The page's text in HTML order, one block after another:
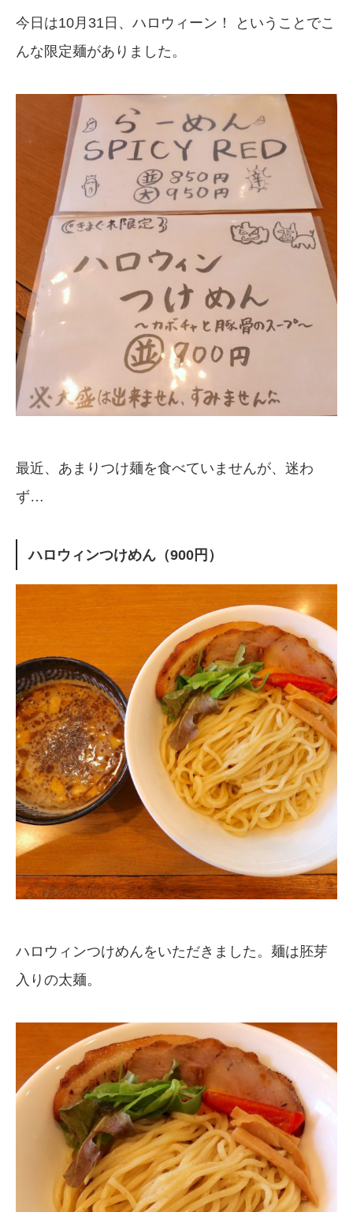
今日は10月31日、ハロウィーン！ ということでこ
んな限定麺がありました。
最近、あまりつけ麺を食べていませんが、迷わ
ず…
ハロウィンつけめん（900円）
ハロウィンつけめんをいただきました。麺は胚芽
入りの太麺。